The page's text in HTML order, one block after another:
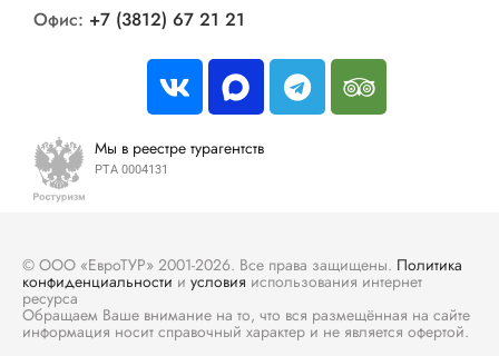
Офис: +7 (3812) 67 21 21
Мы в реестре турагентств
РТА 0004131
© ООО «ЕвроТУР» 2001-2026. Все права защищены. Политика
конфиденциальности и условия использования интернет
ресурса
Обращаем Ваше внимание на то, что вся размещённая на сайте
информация носит справочный характер и не является офертой.